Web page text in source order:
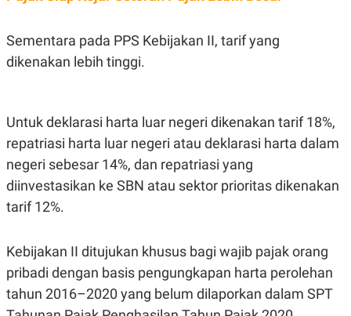
C
E
M
Y
L
S
.
A
G
G
A
N
N
T
K
I
E
R
J
A
E
M
E
EA
D
Sementara pada PPS Kebijakan II, tarif yang
dikenakan lebih tinggi.
Untuk deklarasi harta luar negeri dikenakan tarif 18%,
repatriasi harta luar negeri atau deklarasi harta dalam
negeri sebesar 14%, dan repatriasi yang
diinvestasikan ke SBN atau sektor prioritas dikenakan
tarif 12%.
Kebijakan II ditujukan khusus bagi wajib pajak orang
pribadi dengan basis pengungkapan harta perolehan
tahun 2016–2020 yang belum dilaporkan dalam SPT